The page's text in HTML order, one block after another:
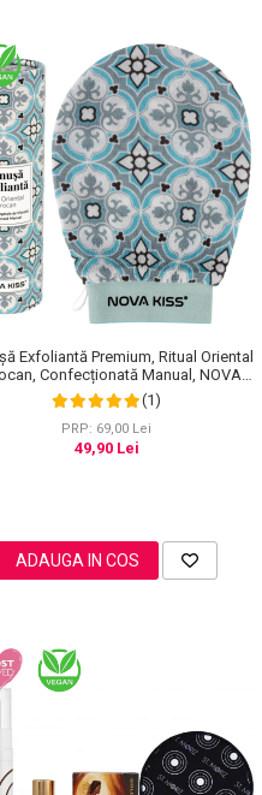
Exfoliantă Premium, Ritual Oriental
Confecționată Manual, NOVA
KISS®
(1)
PRP: 69,00 Lei
49,90 Lei
ADAUGA IN COS